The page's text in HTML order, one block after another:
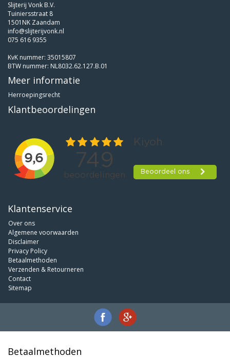
Slijterij Vonk B.V.
Tuiniersstraat 8
1501NK Zaandam
info@slijterijvonk.nl
075 616 9355
KvK nummer: 35015807
BTW nummer: NL8032.62.127.B.01
Meer informatie
Herroepingsrecht
Klantbeoordelingen
Klantenservice
Over ons
Algemene voorwaarden
Disclaimer
Privacy Policy
Betaalmethoden
Verzenden & Retourneren
Contact
Sitemap
Betaalmethoden